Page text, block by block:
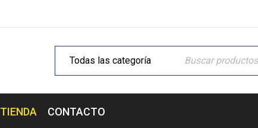
TIENDA CONTACTO